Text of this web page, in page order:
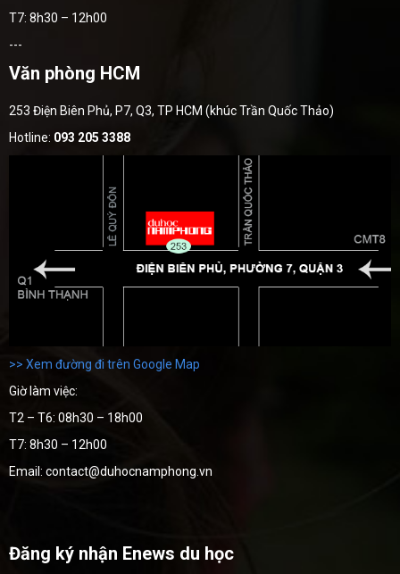
T7: 8h30 – 12h00
---
Văn phòng HCM
253 Điện Biên Phủ, P7, Q3, TP HCM (khúc Trần Quốc Thảo)
Hotline: 093 205 3388
>> Xem đường đi trên Google Map
Giờ làm việc:
T2 – T6: 08h30 – 18h00
T7: 8h30 – 12h00
Email: contact@duhocnamphong.vn
Đăng ký nhận Enews du học